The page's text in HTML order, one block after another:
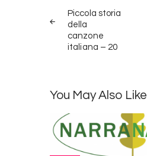
articoli
Piccola storia
della
canzone
italiana – 20
You May Also Like